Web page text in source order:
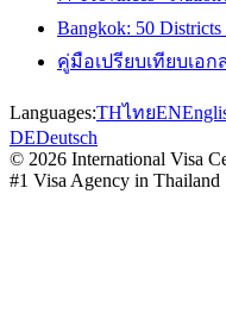
Bangkok: 50
คู่มือเปรียบเทียบเอ
Languages:THไทยEN
DEDeutsch
© 2026 International Visa
#1 Visa Agency in Thailand